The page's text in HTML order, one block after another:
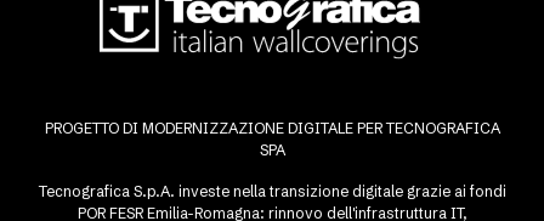
PROGETTO DI MODERNIZZAZIONE DIGITALE PER TECNOGRAFICA
SPA
Tecnografica S.p.A. investe nella transizione digitale grazie ai fondi
POR FESR Emilia-Romagna: rinnovo dell'infrastruttura IT,